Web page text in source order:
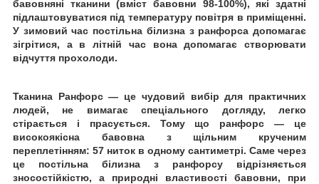
бавовняні тканини (вміст бавовни 98-100%), які здатні
підлаштовуватися під температуру повітря в приміщенні.
У зимовий час постільна білизна з ранфорса допомагає
зігрітися, а в літній час вона допомагає створювати
відчуття прохолоди.
Тканина Ранфорс ― це чудовий вибір для практичних
людей, не вимагає спеціального догляду, легко
стірається і прасується. Тому що ранфорс ― це
високоякісна бавовна з щільним крученим
переплетінням: 57 ниток в одному сантиметрі. Саме через
це постільна білизна з ранфорсу відрізняється
зносостійкістю, а природні властивості бавовни, при